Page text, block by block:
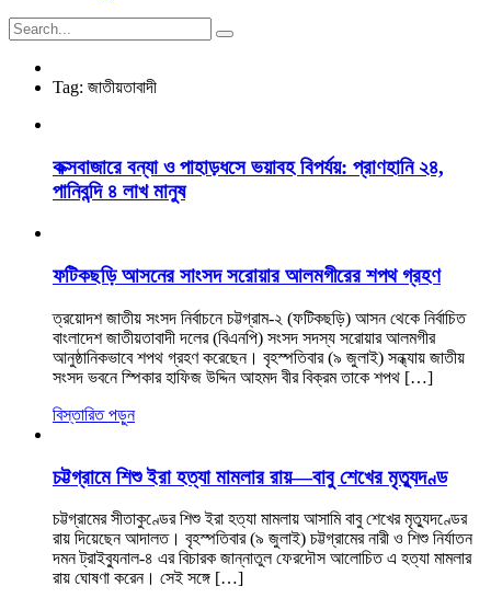
Tag: জাতীয়তাবাদী
কক্সবাজারে বন্যা ও পাহাড়ধসে ভয়াবহ বিপর্যয়: প্রাণহানি ২৪,
পানিবন্দি ৪ লাখ মানুষ
ফটিকছড়ি আসনের সাংসদ সরোয়ার আলমগীরের শপথ গ্রহণ
ত্রয়োদশ জাতীয় সংসদ নির্বাচনে চট্টগ্রাম-২ (ফটিকছড়ি) আসন থেকে নির্বাচিত
বাংলাদেশ জাতীয়তাবাদী দলের (বিএনপি) সংসদ সদস্য সরোয়ার আলমগীর
আনুষ্ঠানিকভাবে শপথ গ্রহণ করেছেন। বৃহস্পতিবার (৯ জুলাই) সন্ধ্যায় জাতীয়
সংসদ ভবনে স্পিকার হাফিজ উদ্দিন আহমদ বীর বিক্রম তাকে শপথ […]
বিস্তারিত পড়ুন
চট্টগ্রামে শিশু ইরা হত্যা মামলার রায়—বাবু শেখের মৃত্যুদণ্ড
চট্টগ্রামের সীতাকুণ্ডের শিশু ইরা হত্যা মামলায় আসামি বাবু শেখের মৃত্যুদণ্ডের
রায় দিয়েছেন আদালত। বৃহস্পতিবার (৯ জুলাই) চট্টগ্রামের নারী ও শিশু নির্যাতন
দমন ট্রাইব্যুনাল-৪ এর বিচারক জান্নাতুল ফেরদৌস আলোচিত এ হত্যা মামলার
রায় ঘোষণা করেন। সেই সঙ্গে […]